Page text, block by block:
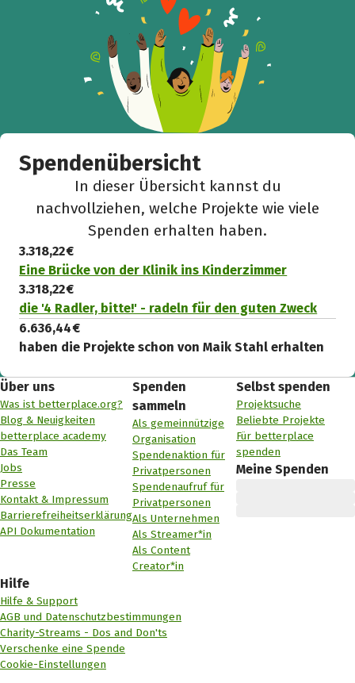
Spendenübersicht
In dieser Übersicht kannst du
nachvollziehen, welche Projekte wie viele
Spenden erhalten haben.
3.318,22 €
Eine Brücke von der Klinik ins Kinderzimmer
3.318,22 €
die '4 Radler, bitte!' - radeln für den guten Zweck
6.636,44 €
haben die Projekte schon von Maik Stahl erhalten
Über uns
Was ist betterplace.org?
Blog & Neuigkeiten
betterplace academy
Das Team
Jobs
Presse
Kontakt & Impressum
Barrierefreiheitserklärung
API Dokumentation
Spenden
sammeln
Als gemeinnützige
Organisation
Spendenaktion für
Privatpersonen
Spendenaufruf für
Privatpersonen
Als Unternehmen
Als Streamer*in
Als Content
Creator*in
Selbst spenden
Projektsuche
Beliebte Projekte
Für betterplace
spenden
Meine Spenden
Hilfe
Hilfe & Support
AGB und Datenschutzbestimmungen
Charity-Streams - Dos and Don'ts
Verschenke eine Spende
Cookie-Einstellungen